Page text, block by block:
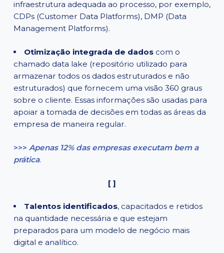
infraestrutura adequada ao processo, por exemplo,
CDPs (Customer Data Platforms), DMP (Data
Management Platforms).
Otimização integrada de dados com o
chamado data lake (repositório utilizado para
armazenar todos os dados estruturados e não
estruturados) que fornecem uma visão 360 graus
sobre o cliente. Essas informações são usadas para
apoiar a tomada de decisões em todas as áreas da
empresa de maneira regular.
>>> Apenas 12% das empresas executam bem a
prática.
[ ]
Talentos identificados, capacitados e retidos
na quantidade necessária e que estejam
preparados para um modelo de negócio mais
digital e analítico.